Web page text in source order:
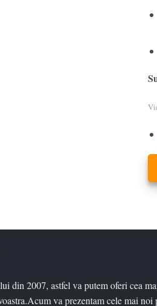
din 2007, astfel va putem oferi cea
va prezentam cele mai noi